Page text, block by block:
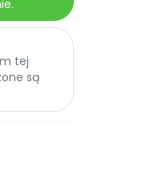
tej
są